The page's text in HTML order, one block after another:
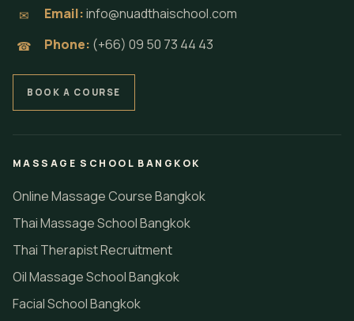
✉ Email:info@nuadthaischool.com
☎ Phone: (+66) 09 50 73 44 43
BOOK A COURSE
MASSAGE SCHOOL BANGKOK
Online Massage Course Bangkok
Thai Massage School Bangkok
Thai Therapist Recruitment
Oil Massage School Bangkok
Facial School Bangkok